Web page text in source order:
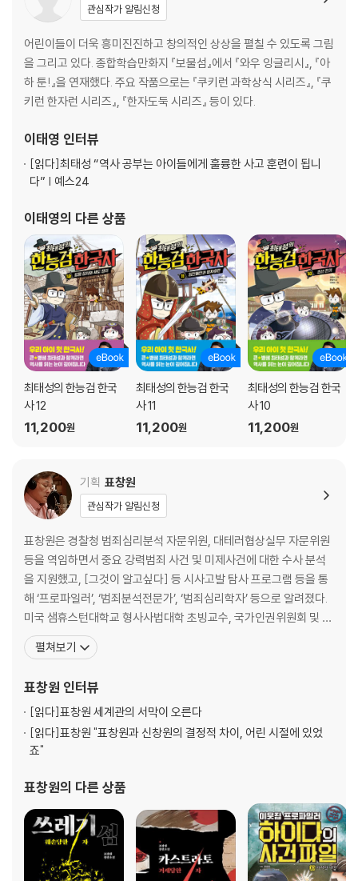
관심작가 알림신청
어린이들이 더욱 흥미진진하고 창의적인 상상을 펼칠 수 있도록 그림
을 그리고 있다. 종합학습만화지 『보물섬』에서 『와우 잉글리시』, 『아
하 툰!』을 연재했다. 주요 작품으로는 『쿠키런 과학상식 시리즈』, 『쿠
키런 한자런 시리즈』, 『한자도둑 시리즈』 등이 있다.
이태영 인터뷰
[읽다]최태성 “역사 공부는 아이들에게 훌륭한 사고 훈련이 됩니
다” | 예스24
이태영의 다른 상품
최태성의 한능검 한국
사 12
11,200원
최태성의 한능검 한국
사 11
11,200원
최태성의 한능검 한국
사 10
11,200원
기획 표창원
관심작가 알림신청
표창원은 경찰청 범죄심리분석 자문위원, 대테러협상실무 자문위원
등을 역임하면서 중요 강력범죄 사건 및 미제사건에 대한 수사 분석
을 지원했고, [그것이 알고싶다] 등 시사고발 탐사 프로그램 등을 통
해 ‘프로파일러’, ‘범죄분석전문가’, ‘범죄심리학자’ 등으로 알려졌다.
미국 샘휴스턴대학교 형사사법대학 초빙교수, 국가인권위원회 및 법
무부 자문위원 등을 지냈다. 2012년 12월 제18대 대선 당시 불거진
국정원의 여론조작 의혹 사건을 철저히 수사해야 한다는 주장을 했다
수사를 계속적으로 촉구하기 위해 경찰대학 교수직
펼쳐보기
표창원 인터뷰
[읽다]표창원 세계관의 서막이 오른다
[읽다]표창원 "표창원과 신창원의 결정적 차이, 어린 시절에 있었
죠"
표창원의 다른 상품